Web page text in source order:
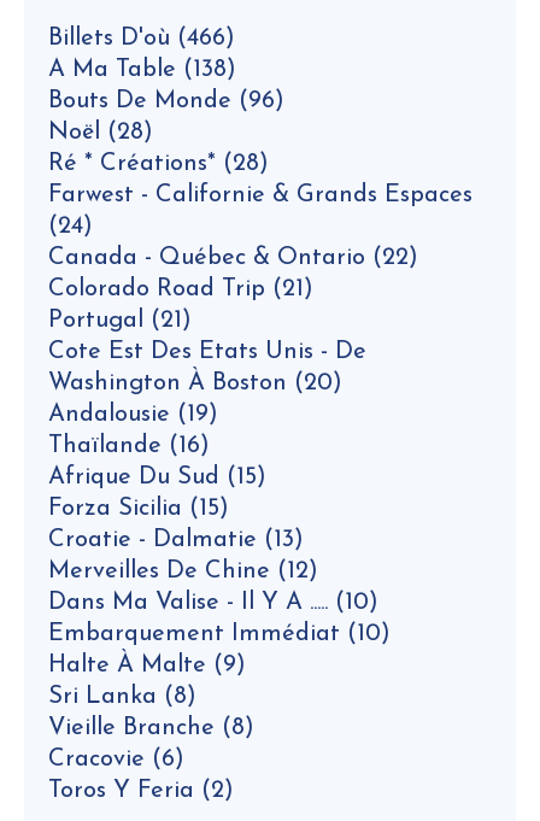
Billets D'où (466)
A Ma Table (138)
Bouts De Monde (96)
Noël (28)
Ré * Créations* (28)
Farwest - Californie & Grands Espaces
(24)
Canada - Québec & Ontario (22)
Colorado Road Trip (21)
Portugal (21)
Cote Est Des Etats Unis - De
Washington À Boston (20)
Andalousie (19)
Thaïlande (16)
Afrique Du Sud (15)
Forza Sicilia (15)
Croatie - Dalmatie (13)
Merveilles De Chine (12)
Dans Ma Valise - Il Y A ..... (10)
Embarquement Immédiat (10)
Halte À Malte (9)
Sri Lanka (8)
Vieille Branche (8)
Cracovie (6)
Toros Y Feria (2)